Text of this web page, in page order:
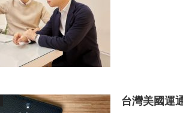
台灣美國運